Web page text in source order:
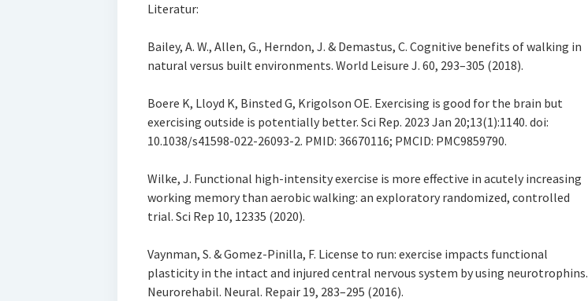
Literatur:
Bailey, A. W., Allen, G., Herndon, J. & Demastus, C. Cognitive benefits of walking in
natural versus built environments. World Leisure J. 60, 293–305 (2018).
Boere K, Lloyd K, Binsted G, Krigolson OE. Exercising is good for the brain but
exercising outside is potentially better. Sci Rep. 2023 Jan 20;13(1):1140. doi:
10.1038/s41598-022-26093-2. PMID: 36670116; PMCID: PMC9859790.
Wilke, J. Functional high-intensity exercise is more effective in acutely increasing
working memory than aerobic walking: an exploratory randomized, controlled
trial. Sci Rep 10, 12335 (2020).
Vaynman, S. & Gomez-Pinilla, F. License to run: exercise impacts functional
plasticity in the intact and injured central nervous system by using neurotrophins.
Neurorehabil. Neural. Repair 19, 283–295 (2016).